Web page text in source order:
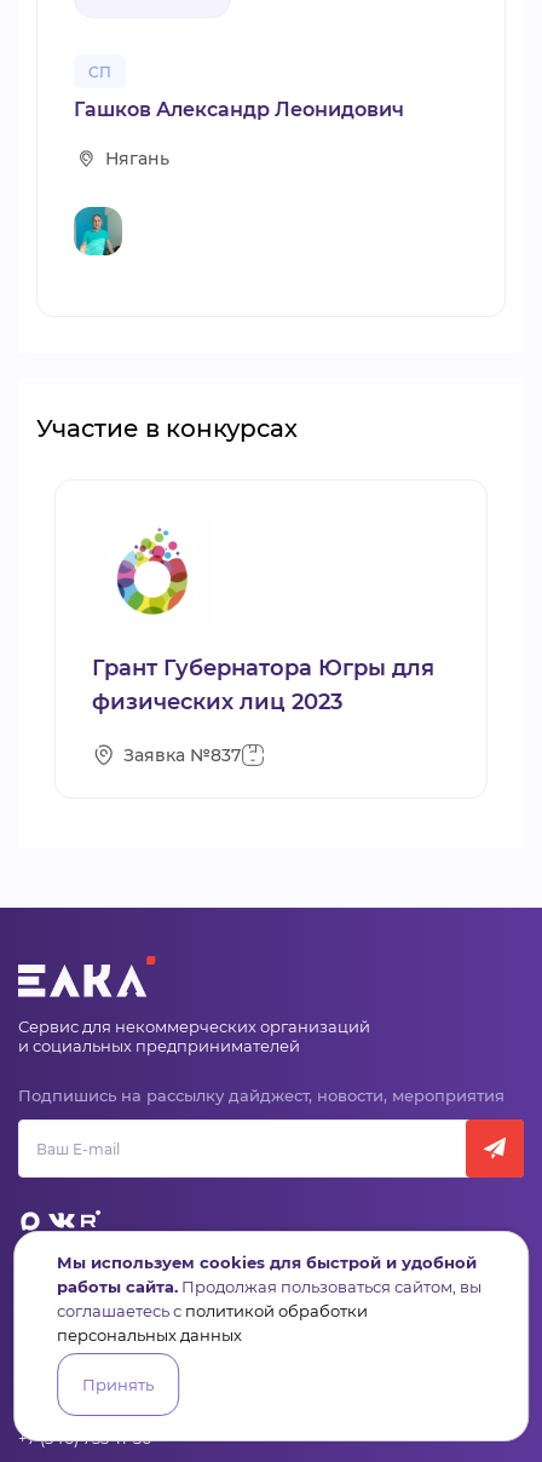
СП
Гашков Александр Леонидович
Нягань
Участие в конкурсах
Грант Губернатора Югры для
физических лиц 2023
Заявка №837
Сервис для некоммерческих организаций
и социальных предпринимателей
Подпишись на рассылку дайджест, новости, мероприятия
ПульсКонкурсыОрганизацииАктивистыПроекты
АналитикаБаза знанийВидеокурсы
Контакты
+7 (346) 735-11-30
Мы используем cookies для быстрой и удобной
работы сайта. Продолжая пользоваться сайтом, вы
соглашаетесь с политикой обработки
персональных данных
Принять